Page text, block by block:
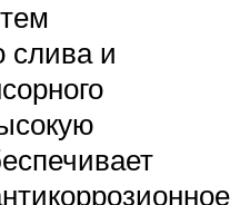
слива и